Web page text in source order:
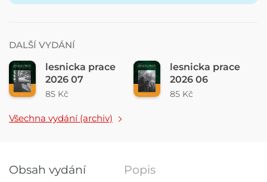
DALŠÍ VYDÁNÍ
lesnicka prace
2026 07
85 Kč
lesnicka prace
2026 06
85 Kč
Všechna vydání (archiv)
Obsah vydání Popis